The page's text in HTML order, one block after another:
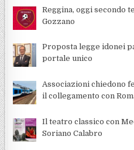
Reggina, oggi secondo
Gozzano
Proposta legge idonei
portale unico
Associazioni chiedono
il collegamento con
Il teatro classico con
Soriano Calabro